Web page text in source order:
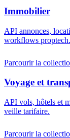
Immobilier
API annonces,
workflows proptech.
Parcourir la
Voyage et
API vols, hôtels et
veille tarifaire.
Parcourir la